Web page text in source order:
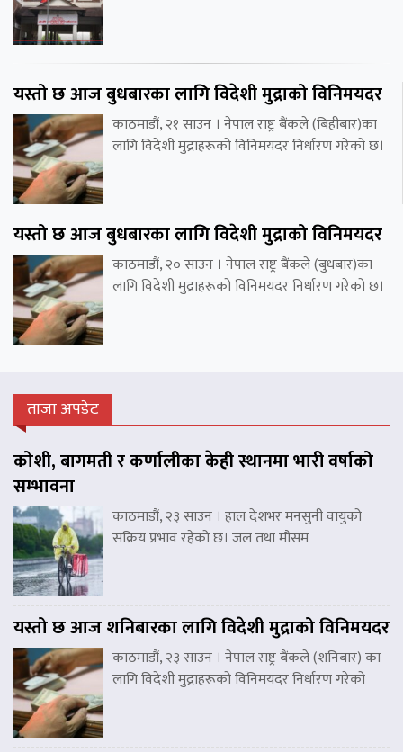
यस्तो छ आज बुधबारका लागि विदेशी मुद्राको विनिमयदर
काठमाडौं, २१ साउन । नेपाल राष्ट्र बैंकले (बिहीबार)का
लागि विदेशी मुद्राहरूको विनिमयदर निर्धारण गरेको छ।
यस्तो छ आज बुधबारका लागि विदेशी मुद्राको विनिमयदर
काठमाडौं, २० साउन । नेपाल राष्ट्र बैंकले (बुधबार)का
लागि विदेशी मुद्राहरूको विनिमयदर निर्धारण गरेको छ।
ताजा अपडेट
कोशी, बागमती र कर्णालीका केही स्थानमा भारी वर्षाको
सम्भावना
काठमाडौं, २३ साउन । हाल देशभर मनसुनी वायुको
सक्रिय प्रभाव रहेको छ। जल तथा मौसम
यस्तो छ आज शनिबारका लागि विदेशी मुद्राको विनिमयदर
काठमाडौं, २३ साउन । नेपाल राष्ट्र बैंकले (शनिबार) का
लागि विदेशी मुद्राहरूको विनिमयदर निर्धारण गरेको